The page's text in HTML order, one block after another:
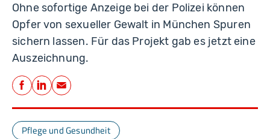
Ohne sofortige Anzeige bei der Polizei können
Opfer von sexueller Gewalt in München Spuren
sichern lassen. Für das Projekt gab es jetzt eine
Auszeichnung.
Teilen
Facebook
LinkedIn
E-Mail
Pflege und Gesundheit
e
z